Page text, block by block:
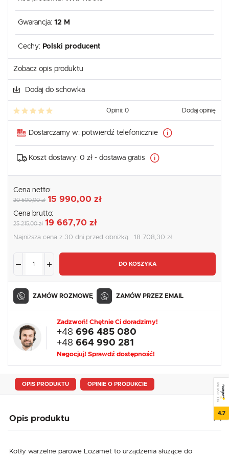
Gwarancja: 12 M
Cechy: Polski producent
Zobacz opis produktu
Dodaj do schowka
Opinii: 0 Dodaj opinię
Dostarczamy w: potwierdź telefonicznie
Koszt dostawy: 0 zł - dostawa gratis
Cena netto:
20 500,00 zł 15 990,00 zł
Cena brutto:
25 215,00 zł 19 667,70 zł
Najniższa cena z 30 dni przed obniżką: 18 708,30 zł
DO KOSZYKA
ZAMÓW ROZMOWĘ ZAMÓW PRZEZ EMAIL
Zadzwoń! Chętnie Ci doradzimy!
+48 696 485 080
+48 664 990 281
Negocjuj! Sprawdź dostępność!
OPIS PRODUKTU OPINIE O PRODUKCIE
Opis produktu
Kotły warzelne parowe Lozamet to urządzenia służące do
SEE REVIEWS
4.7